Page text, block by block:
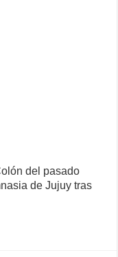
del pasado
de Jujuy tras